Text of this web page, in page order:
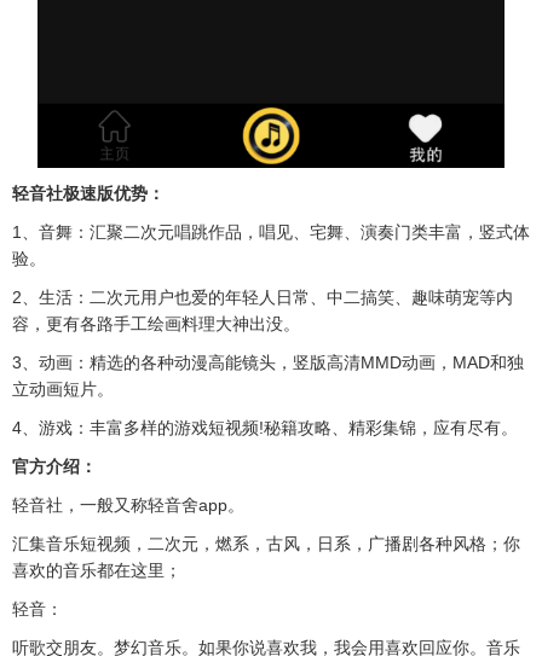
轻音社极速版优势：
1、音舞：汇聚二次元唱跳作品，唱见、宅舞、演奏门类丰富，竖式体
验。
2、生活：二次元用户也爱的年轻人日常、中二搞笑、趣味萌宠等内
容，更有各路手工绘画料理大神出没。
3、动画：精选的各种动漫高能镜头，竖版高清MMD动画，MAD和独
立动画短片。
4、游戏：丰富多样的游戏短视频!秘籍攻略、精彩集锦，应有尽有。
官方介绍：
轻音社，一般又称轻音舍app。
汇集音乐短视频，二次元，燃系，古风，日系，广播剧各种风格；你
喜欢的音乐都在这里；
轻音：
听歌交朋友。梦幻音乐。如果你说喜欢我，我会用喜欢回应你。音乐